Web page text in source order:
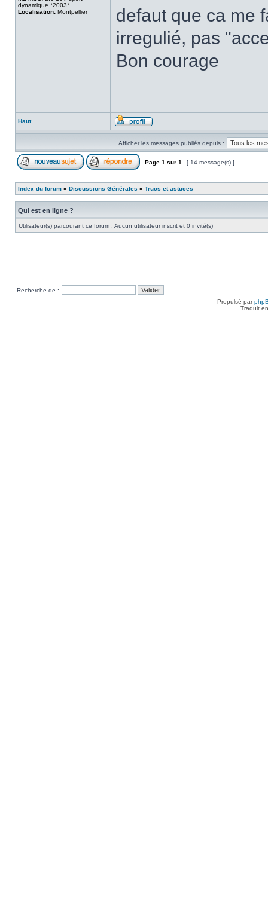
dynamique *2003*
Localisation: Montpellier
defaut que ca me
irregulié, pas
Bon courage
Haut
Afficher les messages publiés depuis :
Page 1 sur 1 [ 14 message(s) ]
Index du forum » Discussions Générales » Trucs et astuces
Qui est en ligne ?
Utilisateur(s) parcourant ce forum : Aucun utilisateur inscrit et 0 invité(s)
Recherche de :
Propulsé par
Traduit